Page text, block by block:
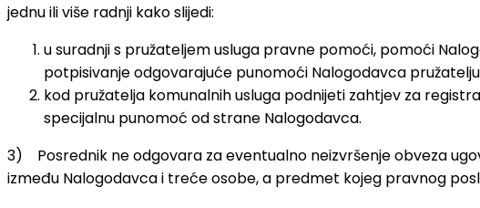
jednu ili više radnji kako slijedi:
u suradnji s pružateljem usluga pravne pomoći, pomoći
potpisivanje odgovarajuće punomoći Nalogodavca
kod pružatelja komunalnih usluga podnijeti zahtjev za
specijalnu punomoć od strane Nalogodavca.
3) Posrednik ne odgovara za eventualno neizvršenje obveza
između Nalogodavca i treće osobe, a predmet kojeg pravnog